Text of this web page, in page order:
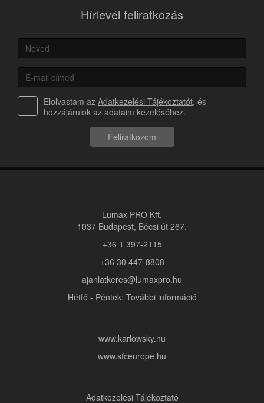
Hírlevél feliratkozás
Elolvastam az Adatkezelési Tájékoztatót, és
hozzájárulok az adataim kezeléséhez.
Feliratkozom
Lumax PRO Kft.
1037 Budapest, Bécsi út 267.
+36 1 397-2115
+36 30 447-8808
ajanlatkeres@lumaxpro.hu
Hétfő - Péntek: További információ
www.karlowsky.hu
www.sfceurope.hu
Adatkezelési Tájékoztató